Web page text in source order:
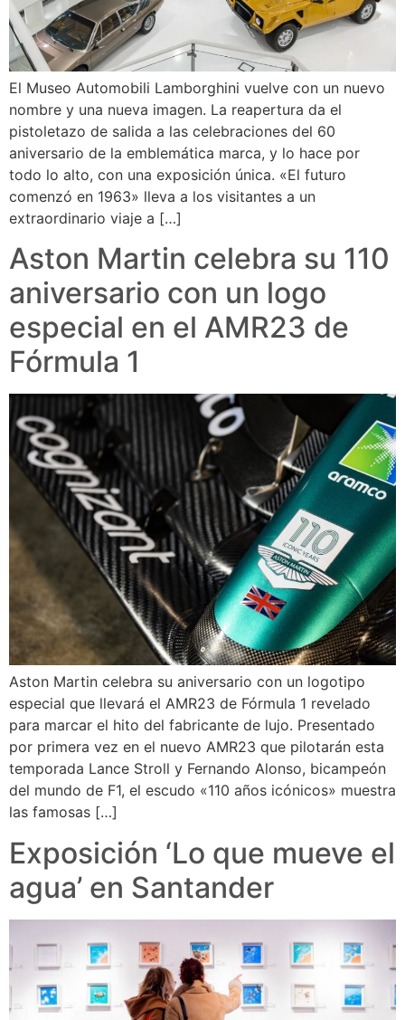
El Museo Automobili Lamborghini vuelve con un nuevo
nombre y una nueva imagen. La reapertura da el
pistoletazo de salida a las celebraciones del 60
aniversario de la emblemática marca, y lo hace por
todo lo alto, con una exposición única. «El futuro
comenzó en 1963» lleva a los visitantes a un
extraordinario viaje a […]
Aston Martin celebra su 110
aniversario con un logo
especial en el AMR23 de
Fórmula 1
Aston Martin celebra su aniversario con un logotipo
especial que llevará el AMR23 de Fórmula 1 revelado
para marcar el hito del fabricante de lujo. Presentado
por primera vez en el nuevo AMR23 que pilotarán esta
temporada Lance Stroll y Fernando Alonso, bicampeón
del mundo de F1, el escudo «110 años icónicos» muestra
las famosas […]
Exposición ‘Lo que mueve el
agua’ en Santander